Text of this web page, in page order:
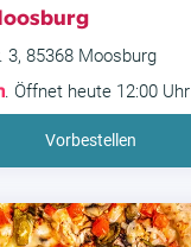
3, 85368 Moosburg
. Öffnet heute 12:00 Uhr
Vorbestellen